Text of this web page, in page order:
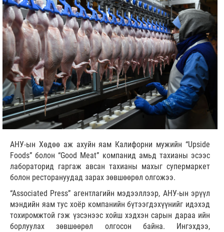
АНУ-ын Хөдөө аж ахуйн яам Калифорни мужийн “Upside
Foods” болон “Good Meat” компанид амьд тахианы эсээс
лабораторид гаргаж авсан тахианы махыг супермаркет
болон ресторануудад зарах зөвшөөрөл олгожээ.
“Associated Press” агентлагийн мэдээллээр, АНУ-ын эрүүл
мэндийн яам тус хоёр компанийн бүтээгдэхүүнийг идэхэд
тохиромжтой гэж үзсэнээс хойш хэдхэн сарын дараа ийн
борлуулах зөвшөөрөл олгосон байна. Ингэхдээ,